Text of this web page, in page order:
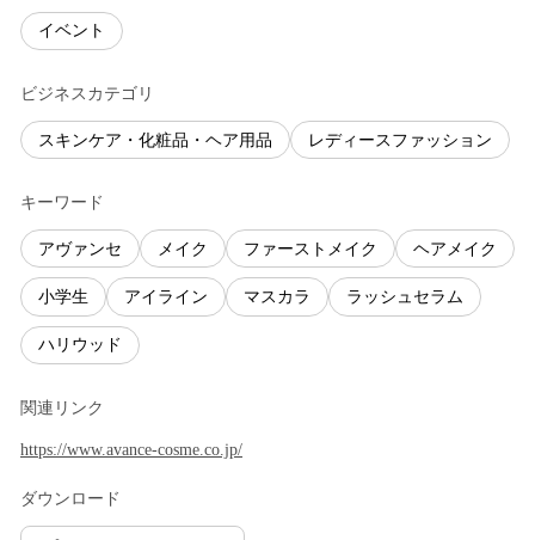
イベント
ビジネスカテゴリ
スキンケア・化粧品・ヘア用品 レディースファッション
キーワード
アヴァンセ メイク ファーストメイク ヘアメイク
小学生 アイライン マスカラ ラッシュセラム
ハリウッド
関連リンク
https://www.avance-cosme.co.jp/
ダウンロード